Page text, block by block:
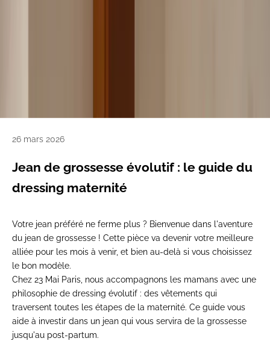
26 mars 2026
Jean de grossesse évolutif : le guide du
dressing maternité
Votre jean préféré ne ferme plus ? Bienvenue dans l'aventure
du jean de grossesse ! Cette pièce va devenir votre meilleure
alliée pour les mois à venir, et bien au-delà si vous choisissez
le bon modèle.
Chez 23 Mai Paris, nous accompagnons les mamans avec une
philosophie de dressing évolutif : des vêtements qui
traversent toutes les étapes de la maternité. Ce guide vous
aide à investir dans un jean qui vous servira de la grossesse
jusqu'au post-partum.